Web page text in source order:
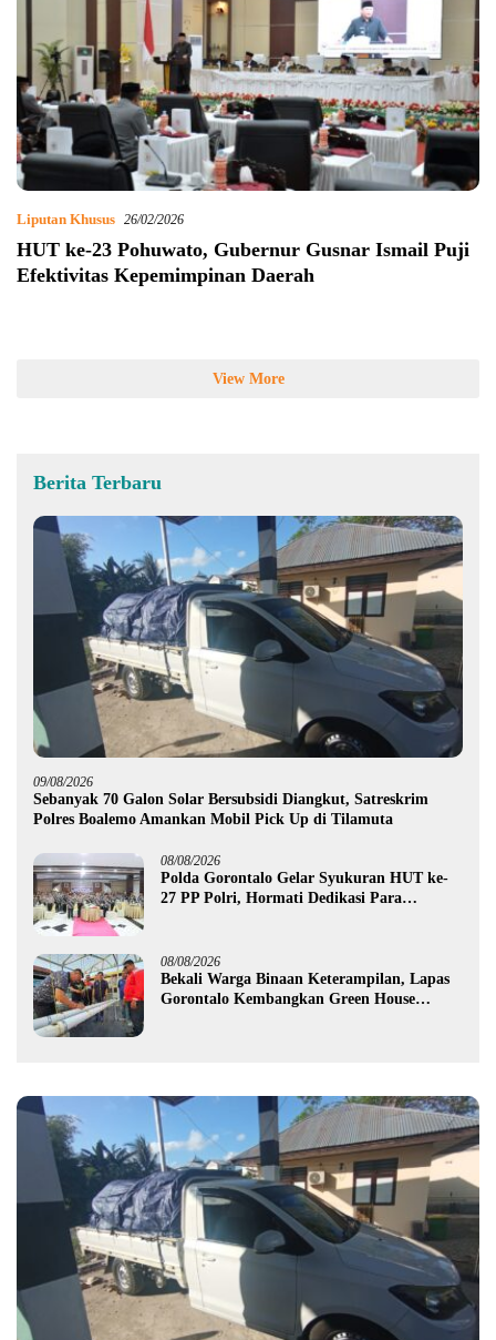
Liputan Khusus 26/02/2026
HUT ke-23 Pohuwato, Gubernur Gusnar Ismail Puji
Efektivitas Kepemimpinan Daerah
View More
Berita Terbaru
09/08/2026
Sebanyak 70 Galon Solar Bersubsidi Diangkut, Satreskrim
Polres Boalemo Amankan Mobil Pick Up di Tilamuta
08/08/2026
Polda Gorontalo Gelar Syukuran HUT ke-
27 PP Polri, Hormati Dedikasi Para
08/08/2026
Bekali Warga Binaan Keterampilan, Lapas
Gorontalo Kembangkan Green House